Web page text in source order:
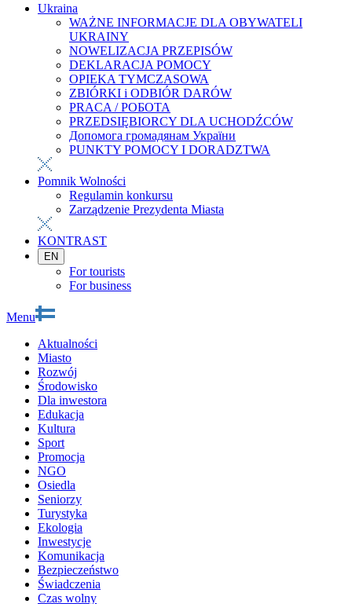
Ukraina
WAŻNE INFORMACJE DLA OBYWATELI
UKRAINY
NOWELIZACJA PRZEPISÓW
DEKLARACJA POMOCY
OPIEKA TYMCZASOWA
ZBIÓRKI i ODBIÓR DARÓW
PRACA / РОБОТА
PRZEDSIĘBIORCY DLA UCHODŹCÓW
Допомога громадянам України
PUNKTY POMOCY I DORADZTWA
Pomnik Wolności
Regulamin konkursu
Zarządzenie Prezydenta Miasta
KONTRAST
EN
For tourists
For business
Menu
Aktualności
Miasto
Rozwój
Środowisko
Dla inwestora
Edukacja
Kultura
Sport
Promocja
NGO
Osiedla
Seniorzy
Turystyka
Ekologia
Inwestycje
Komunikacja
Bezpieczeństwo
Świadczenia
Czas wolny